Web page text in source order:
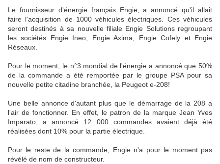
Le fournisseur d'énergie français Engie, a annoncé qu'il allait
faire l'acquisition de 1000 véhicules électriques. Ces véhicules
seront destinés à sa nouvelle filiale Engie Solutions regroupant
les sociétés Engie Ineo, Engie Axima, Engie Cofely et Engie
Réseaux.
Pour le moment, le n°3 mondial de l'énergie a annoncé que 50%
de la commande a été remportée par le groupe PSA pour sa
nouvelle petite citadine branchée, la Peugeot e-208!
Une belle annonce d'autant plus que le démarrage de la 208 a
l'air de fonctionner. En effet, le patron de la marque Jean Yves
Imparato, a annoncé 12 000 commandes avaient déjà été
réalisées dont 10% pour la partie électrique.
Pour le reste de la commande, Engie n'a pour le moment pas
révélé de nom de constructeur.